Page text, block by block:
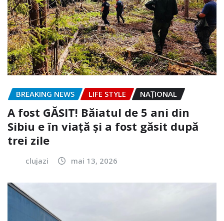
BREAKING NEWS LIFE STYLE NAŢIONAL
A fost GĂSIT! Băiatul de 5 ani din
Sibiu e în viață și a fost găsit după
trei zile
clujazi mai 13, 2026